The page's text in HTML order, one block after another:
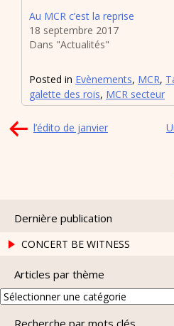
Au MCR c’est la reprise
18 septembre 2017
Dans "Actualités"
Posted in Evènements, MCR,
galette des rois, MCR secteur
Navigation
l’édito de janvier
Dernière publication
CONCERT BE WITNESS
Articles par thème
Articles